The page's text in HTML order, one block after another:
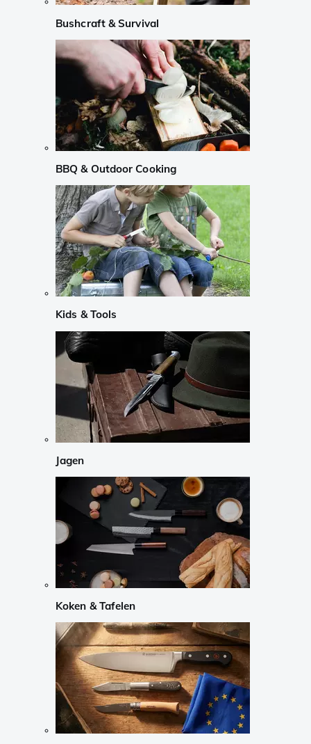
Bushcraft & Survival
BBQ & Outdoor Cooking
Kids & Tools
Jagen
Koken & Tafelen